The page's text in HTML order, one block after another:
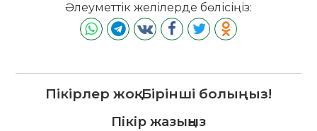
Әлеуметтік желілерде бөлісіңіз:
Пікірлер жоқ. Бірінші болыңыз!
Пікір жазыңыз